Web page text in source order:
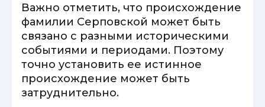
Важно отметить, что происхождение
фамилии Серповской может быть
связано с разными историческими
событиями и периодами. Поэтому
точно установить ее истинное
происхождение может быть
затруднительно.